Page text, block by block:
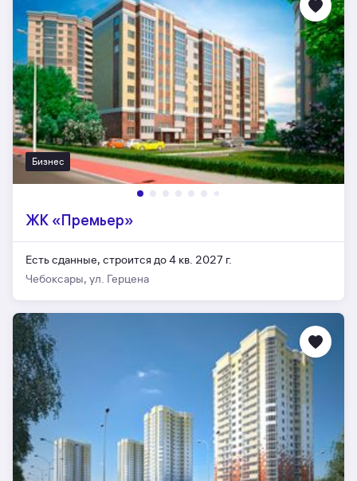
Бизнес
ЖК «Премьер»
Есть сданные, строится до 4 кв. 2027 г.
Чебоксары, ул. Герцена